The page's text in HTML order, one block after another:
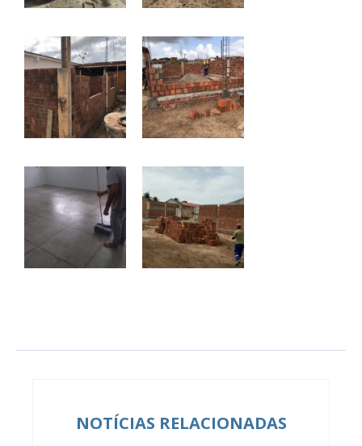
NOTÍCIAS RELACIONADAS